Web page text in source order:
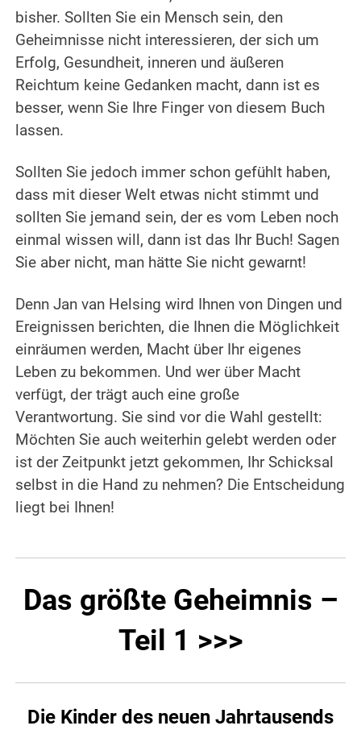
bisher. Sollten Sie ein Mensch sein, den
Geheimnisse nicht interessieren, der sich um
Erfolg, Gesundheit, inneren und äußeren
Reichtum keine Gedanken macht, dann ist es
besser, wenn Sie Ihre Finger von diesem Buch
lassen.
Sollten Sie jedoch immer schon gefühlt haben,
dass mit dieser Welt etwas nicht stimmt und
sollten Sie jemand sein, der es vom Leben noch
einmal wissen will, dann ist das Ihr Buch! Sagen
Sie aber nicht, man hätte Sie nicht gewarnt!
Denn Jan van Helsing wird Ihnen von Dingen und
Ereignissen berichten, die Ihnen die Möglichkeit
einräumen werden, Macht über Ihr eigenes
Leben zu bekommen. Und wer über Macht
verfügt, der trägt auch eine große
Verantwortung. Sie sind vor die Wahl gestellt:
Möchten Sie auch weiterhin gelebt werden oder
ist der Zeitpunkt jetzt gekommen, Ihr Schicksal
selbst in die Hand zu nehmen? Die Entscheidung
liegt bei Ihnen!
Das größte Geheimnis –
Teil 1 >>>
Die Kinder des neuen Jahrtausends